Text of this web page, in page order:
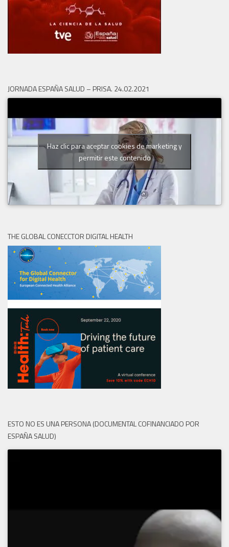
JORNADA ESPAÑA SALUD – PRISA. 24.02.2021
Haz clic para aceptar cookies de marketing y
permitir este contenido
THE GLOBAL CONECCTOR DIGITAL HEALTH
ESTO NO ES UNA PERSONA (DOCUMENTAL COFINANCIADO POR
ESPAÑA SALUD)